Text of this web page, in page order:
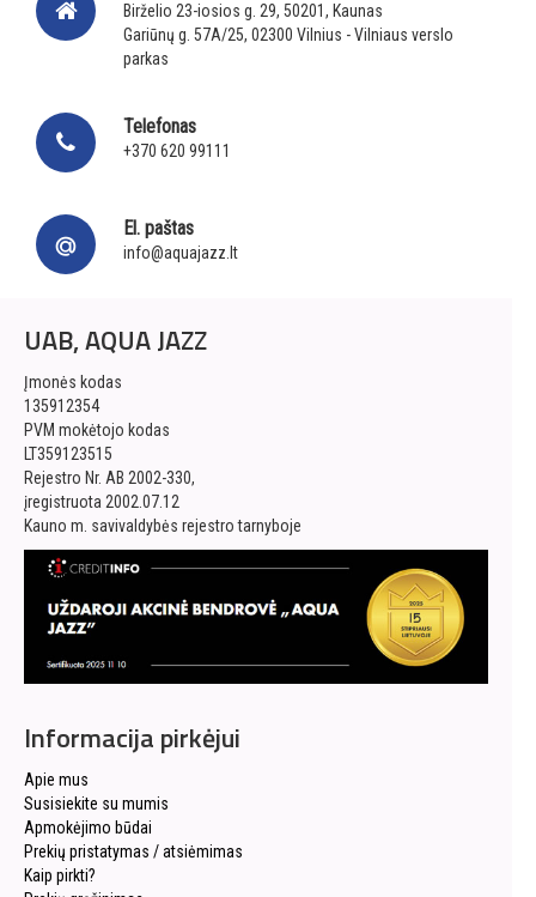
Birželio 23-iosios g. 29, 50201, Kaunas
Gariūnų g. 57A/25, 02300 Vilnius - Vilniaus verslo
parkas
Telefonas
+370 620 99111
El. paštas
info@aquajazz.lt
UAB, AQUA JAZZ
Įmonės kodas
135912354
PVM mokėtojo kodas
LT359123515
Rejestro Nr. AB 2002-330,
įregistruota 2002.07.12
Kauno m. savivaldybės rejestro tarnyboje
Informacija pirkėjui
Apie mus
Susisiekite su mumis
Apmokėjimo būdai
Prekių pristatymas / atsiėmimas
Kaip pirkti?